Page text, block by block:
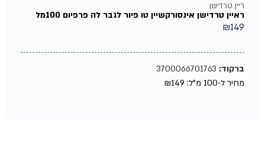
ריין טרדישן
ראיין טרדישן אינסורקשיין טו פיור לגבר לה פרפיום 100מל
₪149
ברקוד:3700066701763
מחיר ל-100 מ"ל:
₪149